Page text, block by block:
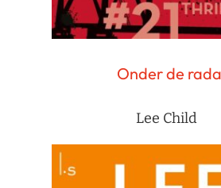
Onder de
Lee Child